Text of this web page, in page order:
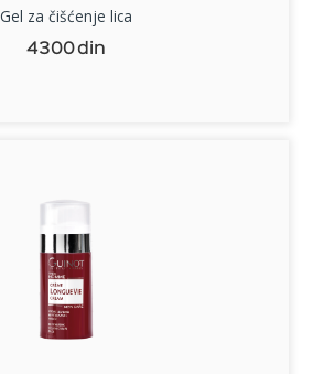
Gel za čišćenje lica
4300din